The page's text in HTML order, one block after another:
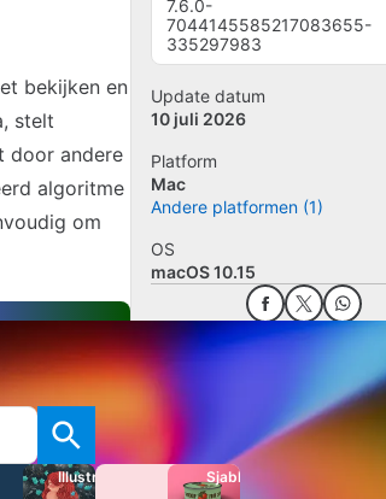
bekijken en
stelt
door andere
algoritme
om
Illustraties Sjablonen
7.6.0-
7044145585217083655-
335297983
Update datum
10 juli 2026
Platform
Mac
Andere platformen (1)
OS
macOS 10.15
Beoordeling toevoegen
software/rapporteren?